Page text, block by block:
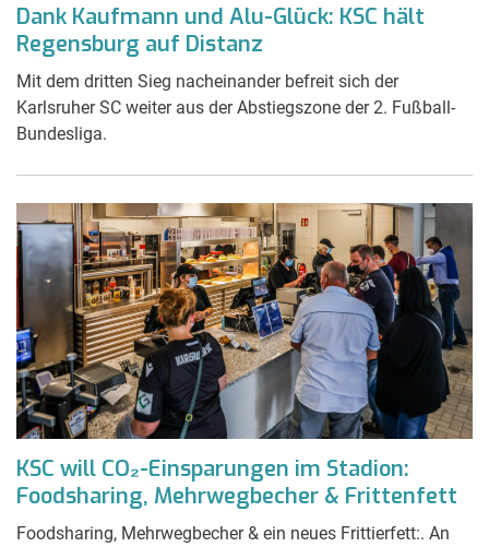
Dank Kaufmann und Alu-Glück: KSC hält
Regensburg auf Distanz
Mit dem dritten Sieg nacheinander befreit sich der
Karlsruher SC weiter aus der Abstiegszone der 2. Fußball-
Bundesliga.
KSC will CO₂-Einsparungen im Stadion:
Foodsharing, Mehrwegbecher & Frittenfett
Foodsharing, Mehrwegbecher & ein neues Frittierfett:. An